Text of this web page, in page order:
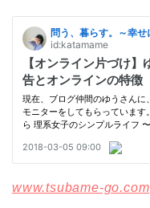
www.tsubame-go.com